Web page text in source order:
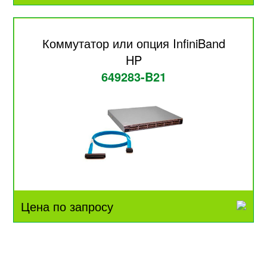
Коммутатор или опция InfiniBand
HP
649283-B21
Цена по запросу